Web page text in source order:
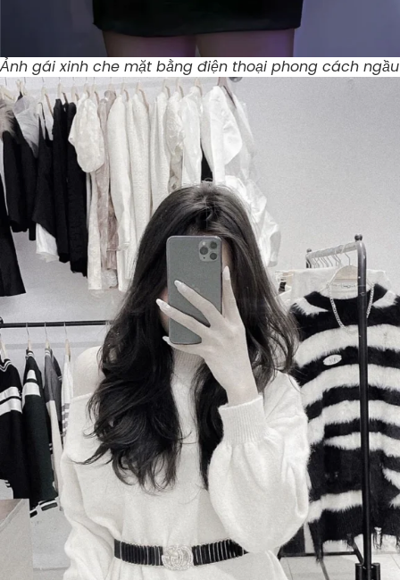
Ảnh gái xinh che mặt bằng điện thoại phong cách ngầu